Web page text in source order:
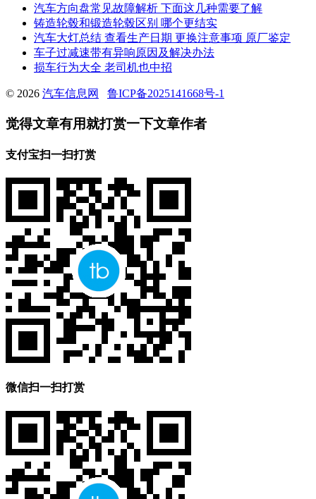
汽车方向盘常见故障解析 下面这几种需要了解
铸造轮毂和锻造轮毂区别 哪个更结实
汽车大灯总结 查看生产日期 更换注意事项 原厂鉴定
车子过减速带有异响原因及解决办法
损车行为大全 老司机也中招
© 2026 汽车信息网 鲁ICP备2025141668号-1
觉得文章有用就打赏一下文章作者
支付宝扫一扫打赏
微信扫一扫打赏